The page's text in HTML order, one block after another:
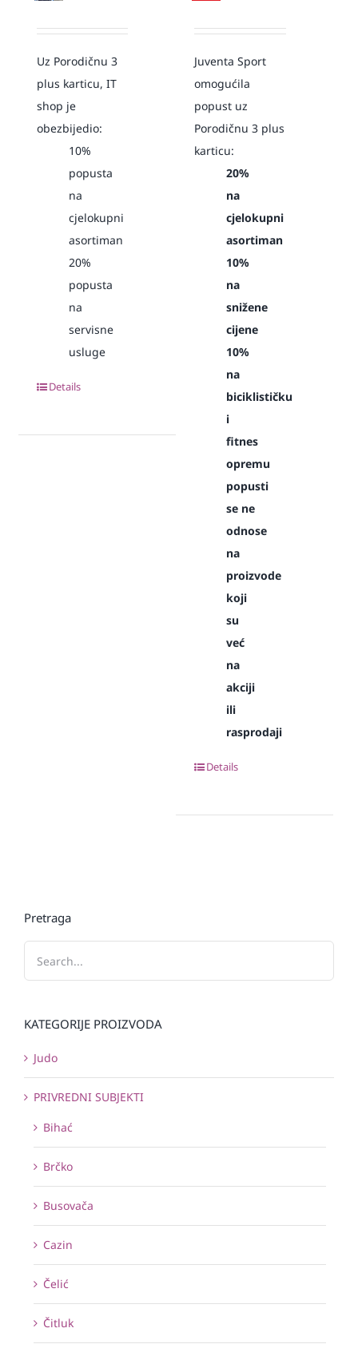
Uz Porodičnu 3
plus karticu, IT
shop je
obezbijedio:
10%
popusta
na
cjelokupni
asortiman
20%
popusta
na
servisne
usluge
Details
Juventa Sport
omogućila
popust uz
Porodičnu 3 plus
karticu:
20%
na
cjelokupni
asortiman
10%
na
snižene
cijene
10%
na
biciklističku
i
fitnes
opremu
popusti
se ne
odnose
na
proizvode
koji
su
već
na
akciji
ili
rasprodaji
Details
Pretraga
KATEGORIJE PROIZVODA
Judo
PRIVREDNI SUBJEKTI
Bihać
Brčko
Busovača
Cazin
Čelić
Čitluk